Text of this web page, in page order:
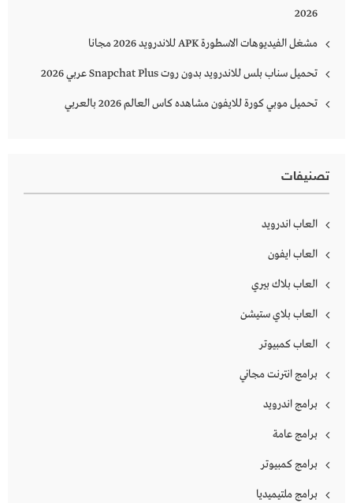
2026
مشغل الفيديوهات الاسطورة APK للاندرويد 2026 مجانا
تحميل سناب بلس للاندرويد بدون روت Snapchat Plus‏ عربي 2026
تحميل موبي كورة للايفون مشاهده كاس العالم 2026 بالعربي
تصنيفات
العاب اندرويد
العاب ايفون
العاب بلاك بيري
العاب بلاي ستيشن
العاب كمبيوتر
برامج انترنت مجاني
برامج اندرويد
برامج عامة
برامج كمبيوتر
برامج ملتيميديا